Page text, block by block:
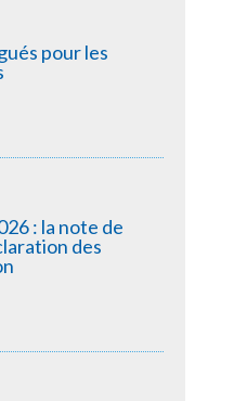
pour les
: la note de
des